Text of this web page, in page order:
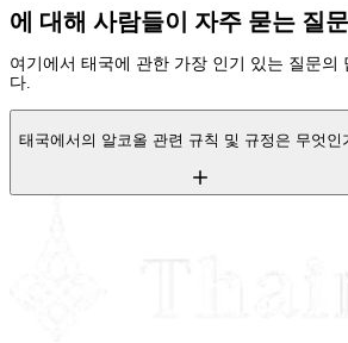
에 대해 사람들이 자주 묻는 질문
여기에서 태국에 관한 가장 인기 있는 질문의
다.
태국에서의 알코올 관련 규칙 및 규정은 무엇인